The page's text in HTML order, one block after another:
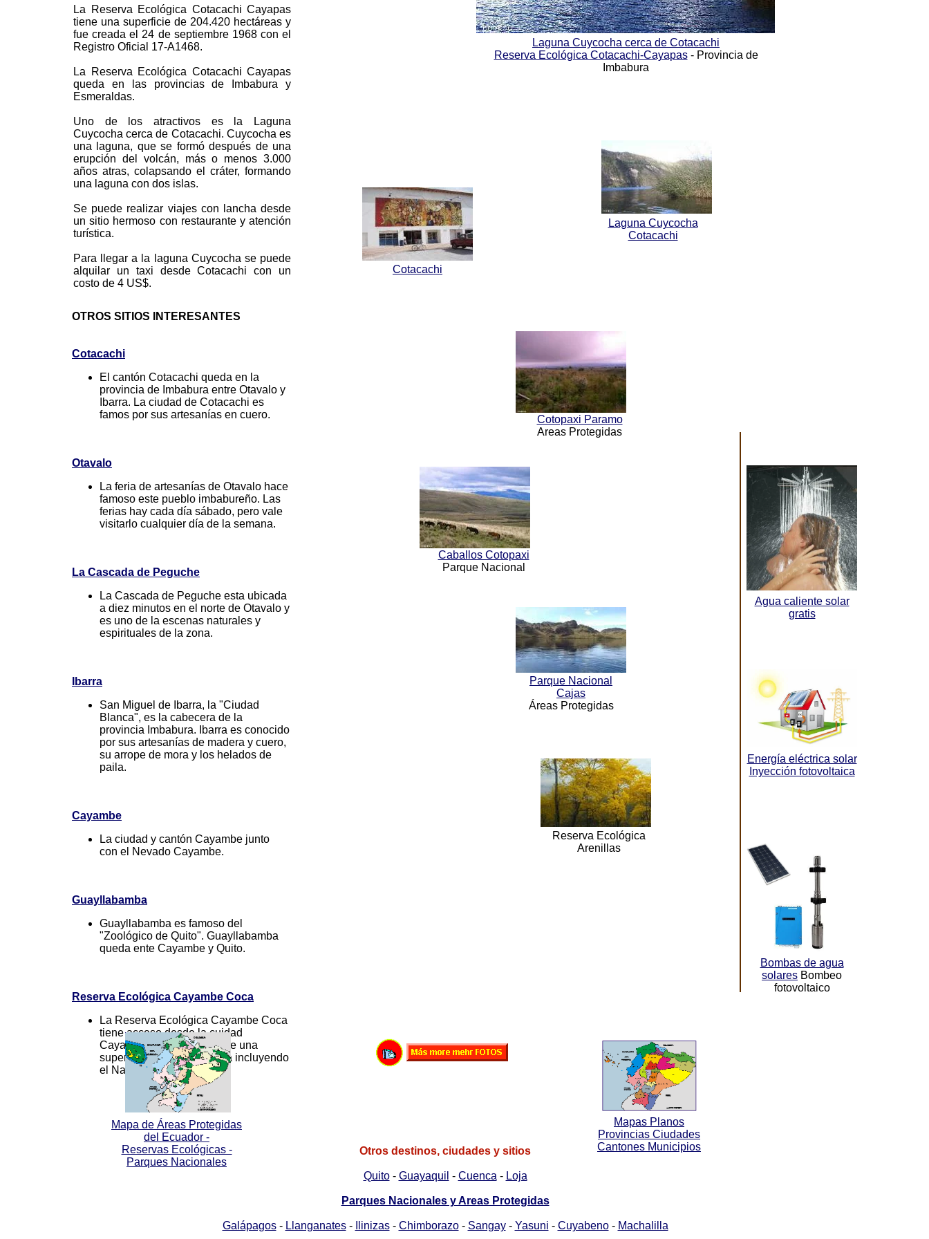
La Reserva Ecológica Cotacachi Cayapas
tiene una superficie de 204.420 hectáreas y
fue creada el 24 de septiembre 1968 con el
Registro Oficial 17-A1468.
La Reserva Ecológica Cotacachi Cayapas
queda en las provincias de Imbabura y
Esmeraldas.
Uno de los atractivos es la Laguna
Cuycocha cerca de Cotacachi. Cuycocha es
una laguna, que se formó después de una
erupción del volcán, más o menos 3.000
años atras, colapsando el cráter, formando
una laguna con dos islas.
Se puede realizar viajes con lancha desde
un sitio hermoso con restaurante y atención
turística.
Para llegar a la laguna Cuycocha se puede
alquilar un taxi desde Cotacachi con un
costo de 4 US$.
Laguna Cuycocha cerca de Cotacachi
Reserva Ecológica Cotacachi-Cayapas- Provincia de
Imbabura
OTROS SITIOS INTERESANTES
Cotacachi
El cantón Cotacachi queda en la
provincia de Imbabura entre Otavalo y
Ibarra. La ciudad de Cotacachi es
famos por sus artesanías en cuero.
Otavalo
La feria de artesanías de Otavalo hace
famoso este pueblo imbabureño. Las
ferias hay cada día sábado, pero vale
visitarlo cualquier día de la semana.
La Cascada de Peguche
La Cascada de Peguche esta ubicada
a diez minutos en el norte de Otavalo y
es uno de la escenas naturales y
espirituales de la zona.
Ibarra
San Miguel de Ibarra, la "Ciudad
Blanca", es la cabecera de la
provincia Imbabura. Ibarra es conocido
por sus artesanías de madera y cuero,
su arrope de mora y los helados de
paila.
Cayambe
La ciudad y cantón Cayambe junto
con el Nevado Cayambe.
Guayllabamba
Guayllabamba es famoso del
"Zoológico de Quito". Guayllabamba
queda ente Cayambe y Quito.
Reserva Ecológica Cayambe Coca
La Reserva Ecológica Cayambe Coca
tiene acceso desde la cuidad
Cayambe. La Reserva tiene una
superficiece de 403.103 ha incluyendo
el Navado Cayambe.
Laguna Cuycocha
Cotacachi
Cotacachi
Cotopaxi Paramo
Areas Protegidas
Caballos Cotopaxi
Parque Nacional
Parque Nacional
Cajas
Áreas Protegidas
Reserva Ecológica
Arenillas
Mapa de Áreas Protegidas
del Ecuador -
Reservas Ecológicas -
Parques Nacionales
Otros destinos, ciudades y sitios
Quito- Guayaquil - Cuenca - Loja
Parques Nacionales y Areas Protegidas
Galápagos- Llanganates- Ilinizas- Chimborazo- Sangay- Yasuni - Cuyabeno- Machalilla
Bombas de agua
solares Bombeo
fotovoltaico
Agua caliente solar
gratis
Energía eléctrica solar
Inyección fotovoltaica
Mapas Planos
Provincias Ciudades
Cantones Municipios